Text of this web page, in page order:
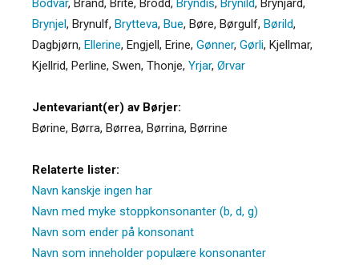
Brynjel, Brynulf, Brytteva, Bue, Børe, Børgulf, Børild,
Dagbjørn, Ellerine, Engjell, Erine, Gønner, Gørli, Kjellmar,
Kjellrid, Perline, Swen, Thonje, Yrjar, Ørvar
Jentevariant(er) av Børjer:
Børine, Børra, Børrea, Børrina, Børrine
Relaterte lister:
Navn kanskje ingen har
Navn med myke stoppkonsonanter (b, d, g)
Navn som ender på konsonant
Navn som inneholder populære konsonanter